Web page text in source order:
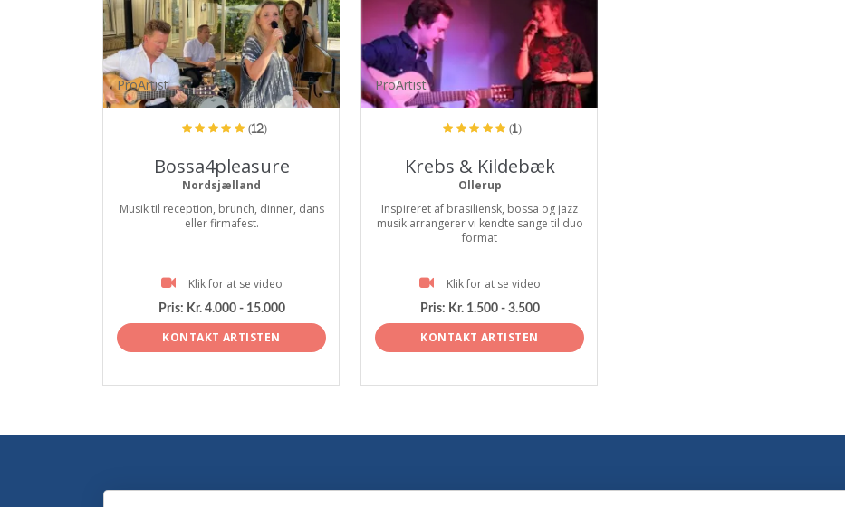
ProArtist
(12)
Bossa4pleasure
Nordsjælland
Musik til reception, brunch, dinner, dans
eller firmafest.
Klik for at se video
Pris: Kr. 4.000 - 15.000
KONTAKT ARTISTEN
ProArtist
(1)
Krebs & Kildebæk
Ollerup
Inspireret af brasiliensk, bossa og jazz
musik arrangerer vi kendte sange til duo
format
Klik for at se video
Pris: Kr. 1.500 - 3.500
KONTAKT ARTISTEN